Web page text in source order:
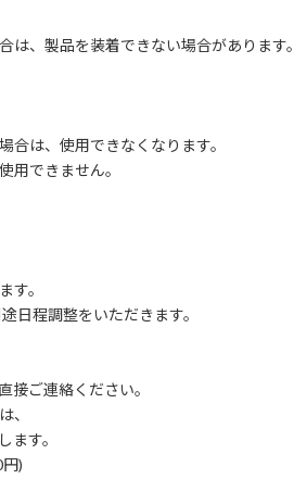
、製品を装着できない場合があります。
は、使用できなくなります。
用できません。
す。
日程調整をいただきます。
接ご連絡ください。
、
す。
)